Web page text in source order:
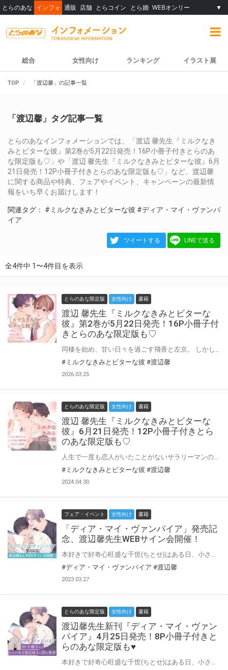
とらのあな インフォ 通販 店舗 とらコイン とら婚 WEBオンリー ▼
総合 女性向け ランキング イラスト展
TOP 「渡辺馨」の記事一覧
「渡辺馨」タグ記事一覧
とらのあなインフォメーションでは、「渡辺 馨先生『ミルクなき
みとビターな彼』第2巻が5月22日発売！16P小冊子付きとらのあ
な限定版も♡」や「渡辺 馨先生『ミルクなきみとビターな彼』6月
21日発売！12P小冊子付きとらのあな限定版も♡」など、渡辺馨
に関する商品や特典、フェアやイベント、キャンペーンの最新情
報をいち早くお届けします！
関連タグ： #ミルクなきみとビターな彼 #ディア・マイ・ヴァンパ
イア
ツイートする LINEで送る
全4件中 1〜4件目を表示
とらのあな限定版 女性向け 書籍
渡辺 馨先生『ミルクなきみとビターな
彼』第2巻が5月22日発売！16P小冊子付
きとらのあな限定版も♡
#ミルクなきみとビターな彼 #渡辺馨
2026.03.25
とらのあな限定版 女性向け 書籍
渡辺 馨先生『ミルクなきみとビターな
彼』6月21日発売！12P小冊子付きとら
のあな限定版も♡
#ミルクなきみとビターな彼 #渡辺馨
2024.04.30
フェア・イベント 女性向け 書籍
「ディア・マイ・ヴァンパイア」発売記
念、渡辺馨先生WEBサイン会開催！
#ディア・マイ・ヴァンパイア #渡辺馨
2023.03.27
とらのあな限定版 女性向け 書籍
渡辺馨先生新刊『ディア・マイ・ヴァン
パイア』4月25日発売！8P小冊子付きと
らのあな限定版も♥